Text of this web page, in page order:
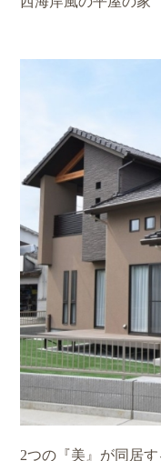
2つの『美』が同居